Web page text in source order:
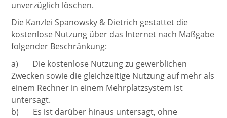
unverzüglich löschen.
Die Kanzlei Spanowsky & Dietrich gestattet die
kostenlose Nutzung über das Internet nach Maßgabe
folgender Beschränkung:
a) Die kostenlose Nutzung zu gewerblichen
Zwecken sowie die gleichzeitige Nutzung auf mehr als
einem Rechner in einem Mehrplatzsystem ist
untersagt.
b) Es ist darüber hinaus untersagt, ohne